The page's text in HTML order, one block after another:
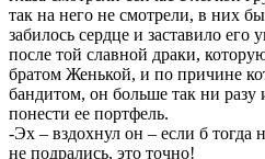
так на него не смотрели, в них
забилось сердце и заставило его
после той славной драки,
братом Женькой, и по причине
бандитом, он больше так ни
понести ее портфель.
-Эх – вздохнул он – если б
не подрались, это точно!